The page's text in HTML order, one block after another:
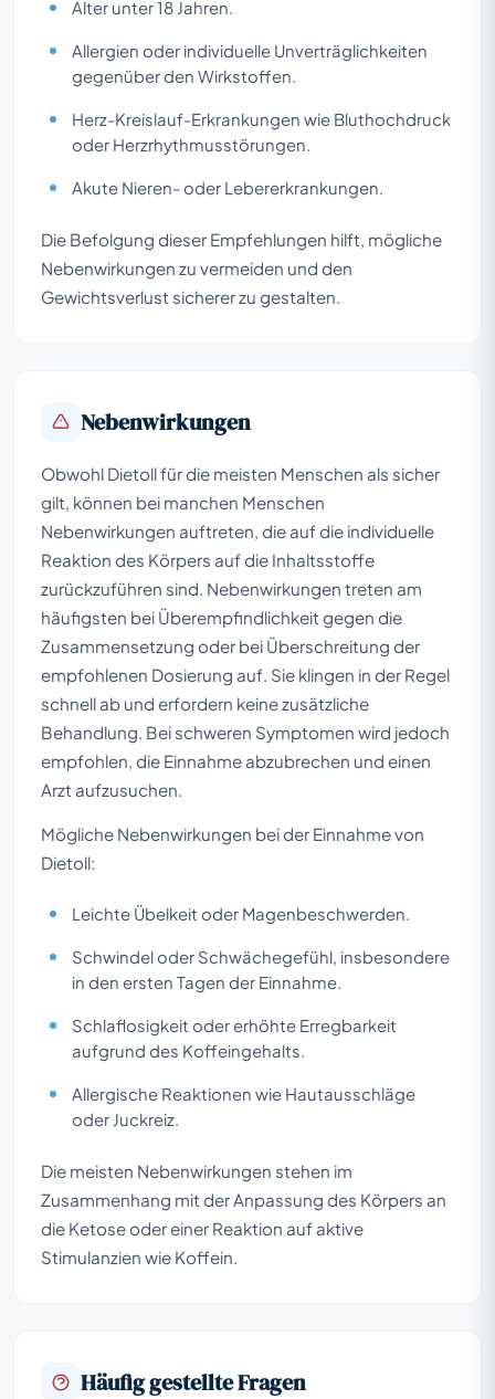
Alter unter 18 Jahren.
Allergien oder individuelle Unverträglichkeiten
gegenüber den Wirkstoffen.
Herz-Kreislauf-Erkrankungen wie Bluthochdruck
oder Herzrhythmusstörungen.
Akute Nieren- oder Lebererkrankungen.
Die Befolgung dieser Empfehlungen hilft, mögliche
Nebenwirkungen zu vermeiden und den
Gewichtsverlust sicherer zu gestalten.
Nebenwirkungen
Obwohl Dietoll für die meisten Menschen als sicher
gilt, können bei manchen Menschen
Nebenwirkungen auftreten, die auf die individuelle
Reaktion des Körpers auf die Inhaltsstoffe
zurückzuführen sind. Nebenwirkungen treten am
häufigsten bei Überempfindlichkeit gegen die
Zusammensetzung oder bei Überschreitung der
empfohlenen Dosierung auf. Sie klingen in der Regel
schnell ab und erfordern keine zusätzliche
Behandlung. Bei schweren Symptomen wird jedoch
empfohlen, die Einnahme abzubrechen und einen
Arzt aufzusuchen.
Mögliche Nebenwirkungen bei der Einnahme von
Dietoll:
Leichte Übelkeit oder Magenbeschwerden.
Schwindel oder Schwächegefühl, insbesondere
in den ersten Tagen der Einnahme.
Schlaflosigkeit oder erhöhte Erregbarkeit
aufgrund des Koffeingehalts.
Allergische Reaktionen wie Hautausschläge
oder Juckreiz.
Die meisten Nebenwirkungen stehen im
Zusammenhang mit der Anpassung des Körpers an
die Ketose oder einer Reaktion auf aktive
Stimulanzien wie Koffein.
Häufig gestellte Fragen